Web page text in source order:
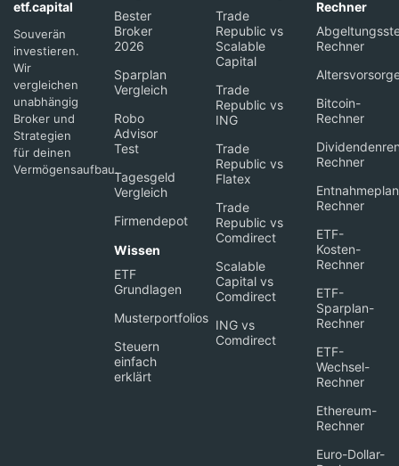
etf.capital
Souverän
investieren.
Wir
vergleichen
unabhängig
Broker und
Strategien
für deinen
Vermögensaufbau.
Bester
Broker
2026
Sparplan
Vergleich
Robo
Advisor
Test
Tagesgeld
Vergleich
Firmendepot
Wissen
ETF
Grundlagen
Musterportfolios
Steuern
einfach
erklärt
Trade
Republic vs
Scalable
Capital
Trade
Republic vs
ING
Trade
Republic vs
Flatex
Trade
Republic vs
Comdirect
Scalable
Capital vs
Comdirect
ING vs
Comdirect
Rechner
Rechner
Bitcoin-
Rechner
Rechner
Rechner
ETF-
Kosten-
Rechner
ETF-
Sparplan-
Rechner
ETF-
Wechsel-
Rechner
Ethereum-
Rechner
Euro-Dollar-